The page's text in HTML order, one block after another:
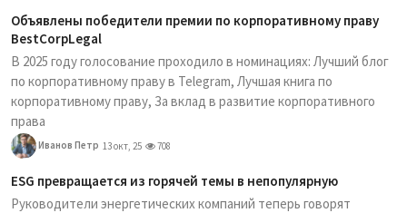
Объявлены победители премии по корпоративному праву
BestCorpLegal
В 2025 году голосование проходило в номинациях: Лучший блог
по корпоративному праву в Telegram, Лучшая книга по
корпоративному праву, За вклад в развитие корпоративного
права
Иванов Петр 13 окт, 25 708
ESG превращается из горячей темы в непопулярную
Руководители энергетических компаний теперь говорят